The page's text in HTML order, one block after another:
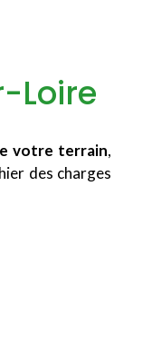
Loire
votre terrain,
des charges